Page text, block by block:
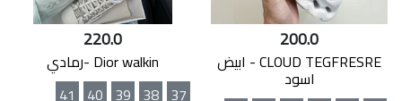
200.0
CLOUD TEGFRESRE - ابيض
اسود
220.0
Dior walkin -رمادي
37
38
39
40
41